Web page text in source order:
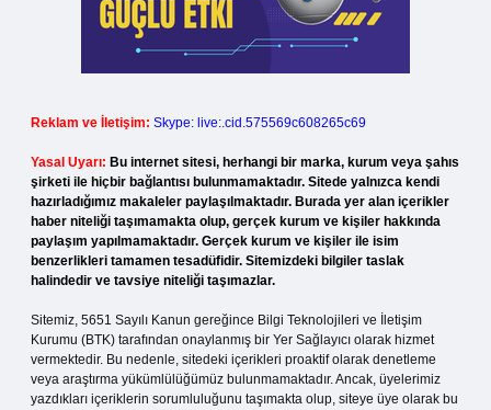
Reklam ve İletişim: Skype: live:.cid.575569c608265c69
Yasal Uyarı: Bu internet sitesi, herhangi bir marka, kurum veya şahıs
şirketi ile hiçbir bağlantısı bulunmamaktadır. Sitede yalnızca kendi
hazırladığımız makaleler paylaşılmaktadır. Burada yer alan içerikler
haber niteliği taşımamakta olup, gerçek kurum ve kişiler hakkında
paylaşım yapılmamaktadır. Gerçek kurum ve kişiler ile isim
benzerlikleri tamamen tesadüfidir. Sitemizdeki bilgiler taslak
halindedir ve tavsiye niteliği taşımazlar.
Sitemiz, 5651 Sayılı Kanun gereğince Bilgi Teknolojileri ve İletişim
Kurumu (BTK) tarafından onaylanmış bir Yer Sağlayıcı olarak hizmet
vermektedir. Bu nedenle, sitedeki içerikleri proaktif olarak denetleme
veya araştırma yükümlülüğümüz bulunmamaktadır. Ancak, üyelerimiz
yazdıkları içeriklerin sorumluluğunu taşımakta olup, siteye üye olarak bu